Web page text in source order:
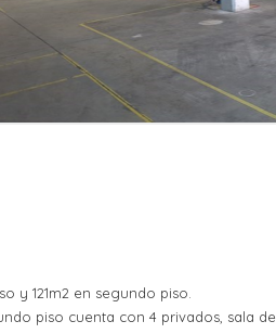
y 121m2 en segundo piso.
piso cuenta con 4 privados, sala de